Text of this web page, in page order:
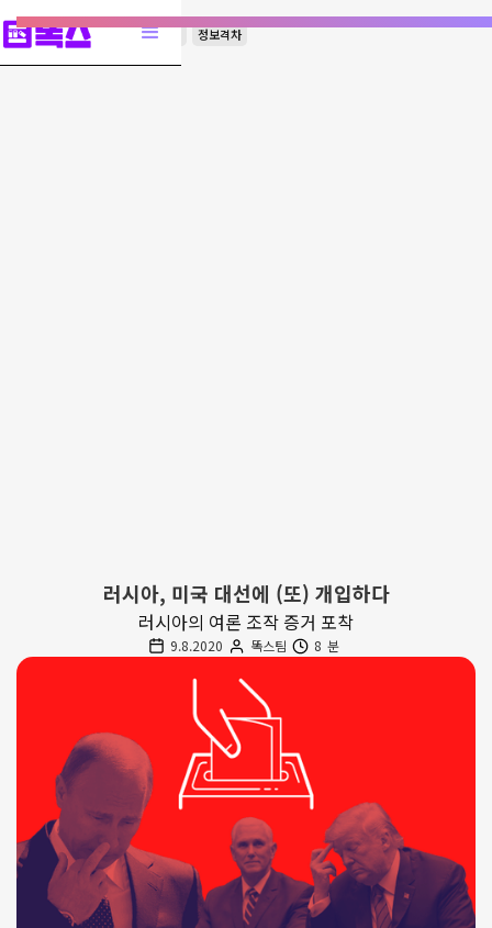
미국 민주주의 사회 정보격차
러시아, 미국 대선에 (또) 개입하다
러시아의 여론 조작 증거 포착
9.8.2020 똑스팀 8 분